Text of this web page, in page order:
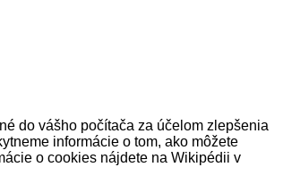
do vášho počítača za účelom zlepšenia
informácie o tom, ako môžete
o cookies nájdete na Wikipédii v